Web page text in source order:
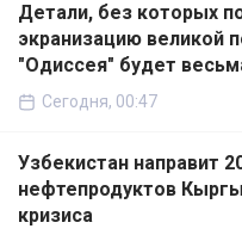
Детали, без которых
экранизацию великой
"Одиссея" будет
Сегодня, 00:47
Узбекистан направит
нефтепродуктов
кризиса